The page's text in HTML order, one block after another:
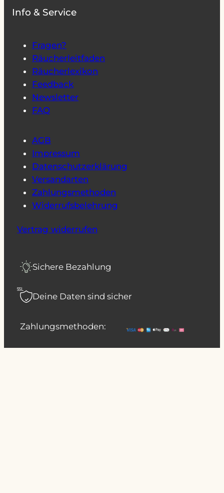
Info & Service
Fragen?
Räucherleitfaden
Räucherlexikon
Feedback
Newsletter
FAQ
AGB
Impressum
Datenschutzerklärung
Versandarten
Zahlungsmethoden
Widerrufsbelehrung
Vertrag widerrufen
Sichere Bezahlung
SSL
Deine Daten sind sicher
Zahlungsmethoden: